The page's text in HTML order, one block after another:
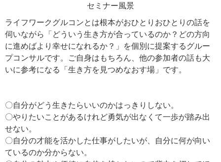
セミナー風景
ライフワークグルコンとは根本がおひとりおひとりの話を
伺いながら「どういう生き方が合っているのか？どの方向
に進めばより幸せになれるか？」を個別に提案するグルー
プコンサルです。ご自身はもちろん、他の参加者の話も大
いに参考になる「生き方を見つめなおす場」です。
〇自分がどう生きたらいいのかはっきりしない。
〇やりたいことがあるけれど勇気が出なくて一歩が踏み出
せない。
〇自分の才能を活かした仕事がしたいが、自分に何が向い
ているのか分からない。